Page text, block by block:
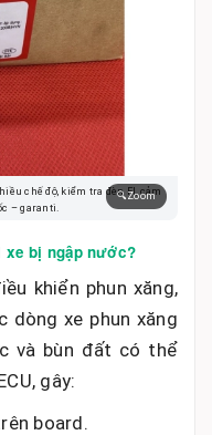
🔍 Zoom
chế độ, kiểm tra đèn FI, cảm
– garanti.
xe bị ngập nước?
khiển phun xăng,
dòng xe phun xăng
và bùn đất có thể
gây:
board.